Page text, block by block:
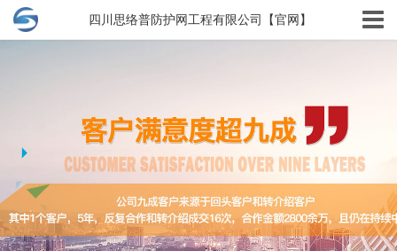
四川思络普防护网工程有限公司【官网】